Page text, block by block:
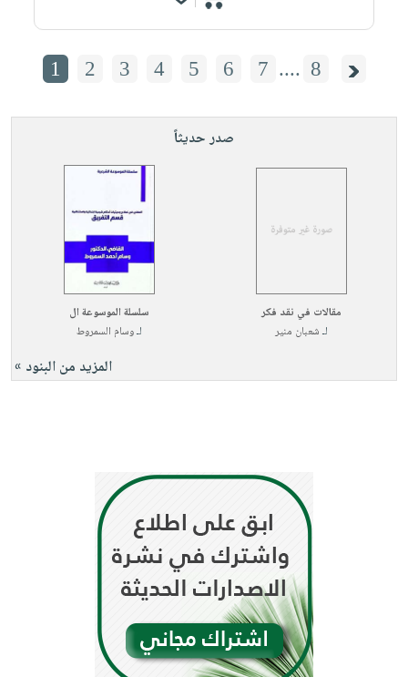
1 2 3 4 5 6 7 .... 8
صدر حديثاً
مقالات في نقد فكر
لـشعبان منير
سلسلة الموسوعة ال
لـوسام السمروط
المزيد من البنود »